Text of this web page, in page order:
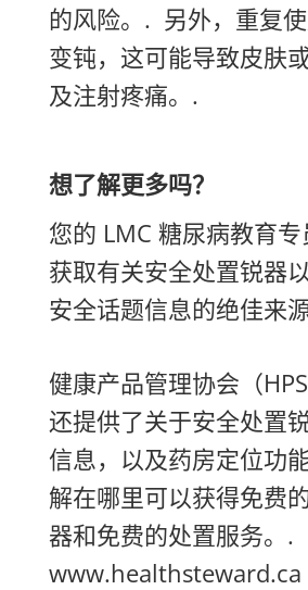
的风险。. 另外，重复
变钝，这可能导致皮肤
及注射疼痛。.
想了解更多吗？
您的 LMC 糖尿病教育
获取有关安全处置锐器
安全话题信息的绝佳来
健康产品管理协会（
还提供了关于安全处置
信息，以及药房定位功
解在哪里可以获得免费
器和免费的处置服务。.
www.healthsteward.ca